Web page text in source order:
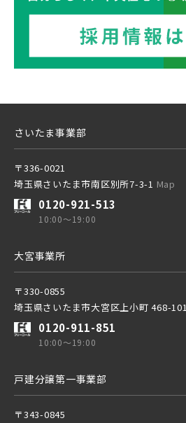
さいたま事業部
〒336-0021
埼玉県さいたま市南区別所7-3-1 Map
0120-921-513
10:00～19:00
大宮事業所
〒330-0855
埼玉県さいたま市大宮区上小町 468-101
0120-911-851
10:00～19:00
戸建分譲第一事業部
〒343-0845